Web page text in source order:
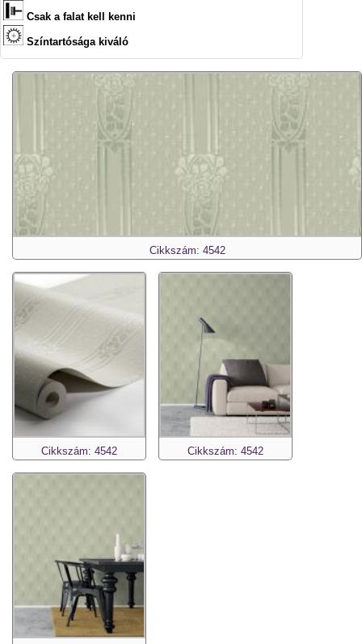
Csak a falat kell kenni
Színtartósága kiváló
Cikkszám: 4542
Cikkszám: 4542 Cikkszám: 4542